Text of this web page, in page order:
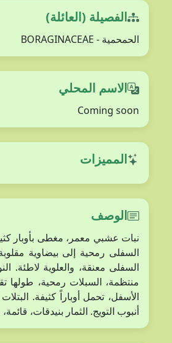
الفصيلة (العائلة)
الحمحمية - BORAGINACEAE
الاسم المحلي
Coming soon
المميزات
الوصف
السفلى رمحية إلى بيضاوية
السفلى معنقة، والعلوية لاطئة.
أنبوب التويج. الثمار بنيدقات، قائمة، طولها 6- 7 مم، بيضاوية- متطاولة، مضلعة ثلاثية،